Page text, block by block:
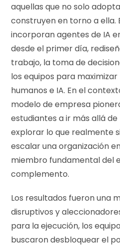
aquellas que no solo
construyen en torno a ella.
incorporan agentes de IA
desde el primer día,
trabajo, la toma de
los equipos para
humanos e IA. En el
modelo de empresa
estudiantes a ir más allá
explorar lo que realmente
escalar una organización
miembro fundamental del
complemento.
Los resultados fueron una
disruptivos y
para la ejecución, los
buscaron desbloquear el